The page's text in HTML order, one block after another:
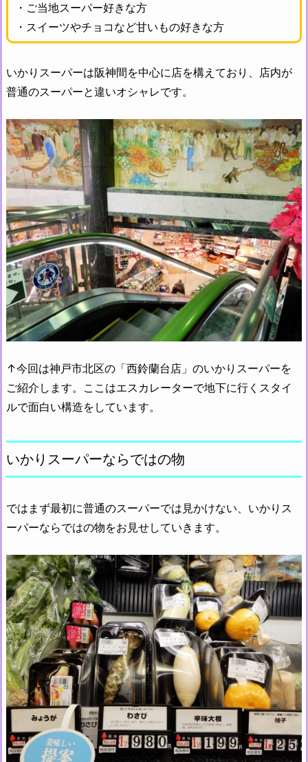
・ご当地スーパー好きな方
・スイーツやチョコなど甘いもの好きな方
いかりスーパーは阪神間を中心に店を構えており、店内が
普通のスーパーと違いオシャレです。
↑今回は神戸市北区の「西鈴蘭台店」のいかりスーパーを
ご紹介します。ここはエスカレーターで地下に行くスタイ
ルで面白い構造をしています。
いかりスーパーならではの物
ではまず最初に普通のスーパーでは見かけない、いかりス
ーパーならではの物をお見せしていきます。